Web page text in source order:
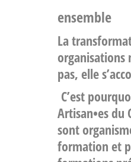
ensemble
La
organisations
pas, elle
C’est
Artisan•es du
sont
formation et